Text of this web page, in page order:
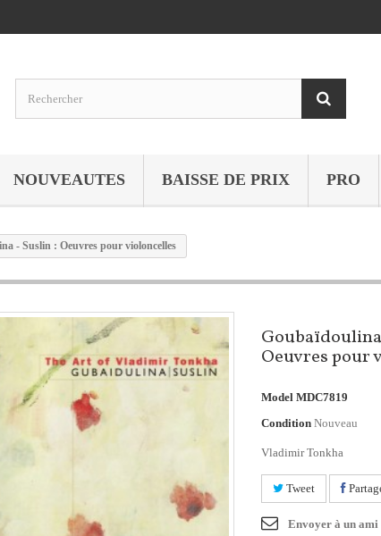
NOUVEAUTES BAISSE DE PRIX PRO
- Suslin : Oeuvres pour violoncelles
Oeuvres pour
Model MDC7819
Condition Nouveau
Vladimir Tonkha
Tweet
Envoyer à un ami